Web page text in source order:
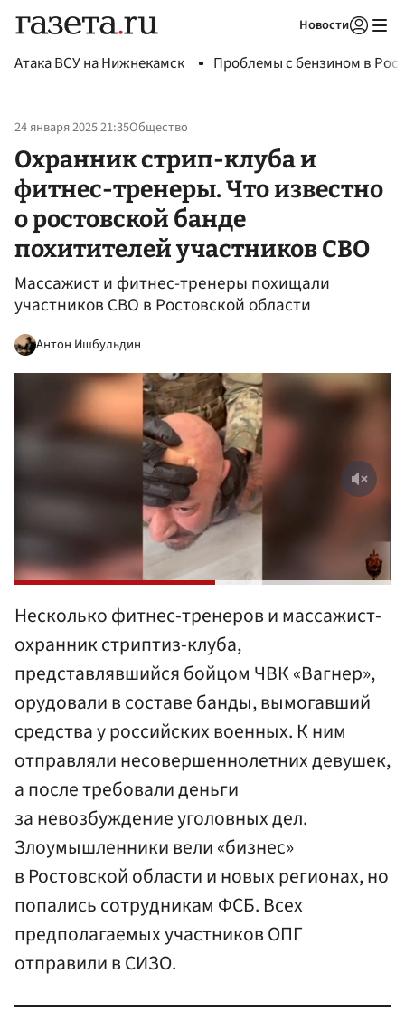
Новости
Атака ВСУ на Нижнекамск Проблемы с бензином в
24 января 2025 21:35Общество
Охранник стрип-клуба и
фитнес-тренеры. Что известно
о ростовской банде
похитителей участников СВО
Массажист и фитнес-тренеры похищали
участников СВО в Ростовской области
Антон Ишбульдин
Несколько фитнес-тренеров и массажист-
охранник стриптиз-клуба,
представлявшийся бойцом ЧВК «Вагнер»,
орудовали в составе банды, вымогавший
средства у российских военных. К ним
отправляли несовершеннолетних девушек,
а после требовали деньги
за невозбуждение уголовных дел.
Злоумышленники вели «бизнес»
в Ростовской области и новых регионах, но
попались сотрудникам ФСБ. Всех
предполагаемых участников ОПГ
отправили в СИЗО.